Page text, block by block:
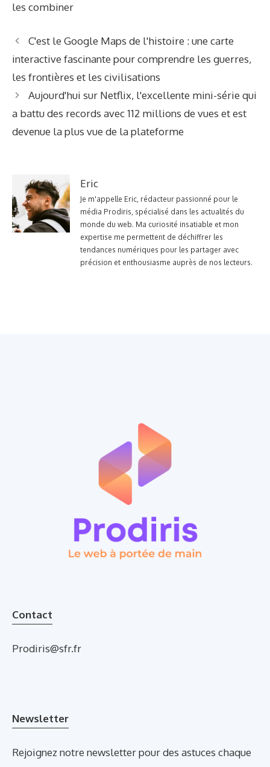
les combiner
C'est le Google Maps de l'histoire : une carte
interactive fascinante pour comprendre les guerres,
les frontières et les civilisations
Aujourd'hui sur Netflix, l'excellente mini-série qui
a battu des records avec 112 millions de vues et est
devenue la plus vue de la plateforme
Eric
Je m'appelle Eric, rédacteur passionné pour le
média Prodiris, spécialisé dans les actualités du
monde du web. Ma curiosité insatiable et mon
expertise me permettent de déchiffrer les
tendances numériques pour les partager avec
précision et enthousiasme auprès de nos lecteurs.
Contact
Prodiris@sfr.fr
Newsletter
Rejoignez notre newsletter pour des astuces chaque